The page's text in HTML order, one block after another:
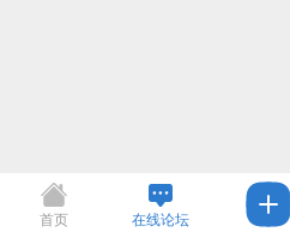
首页 在线论坛